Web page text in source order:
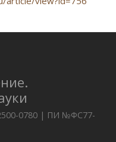
0780 | ПИ №ФС77-